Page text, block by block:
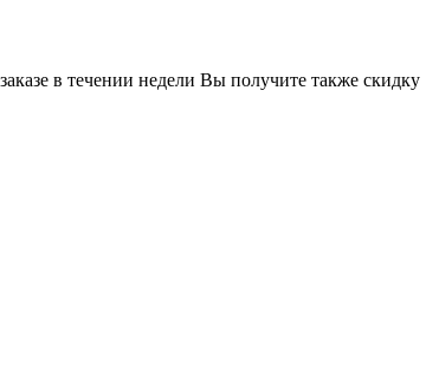
в течении недели Вы получите также скидку